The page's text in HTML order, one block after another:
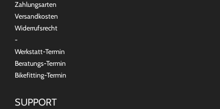
Zahlungsarten
Versandkosten
Widerrufsrecht
-
Werkstatt-Termin
Beratungs-Termin
Bikefitting-Termin
SUPPORT